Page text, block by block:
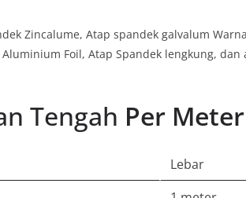
Zincalume, Atap spandek galvalum
Foil, Atap Spandek lengkung,
Tengah Per
Lebar